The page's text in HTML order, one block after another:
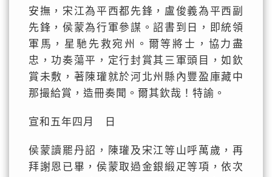
安撫，宋江為平西都先鋒，盧俊義為平西副
先鋒，侯蒙為行軍參謀。詔書到日，即統領
軍馬，星馳先救宛州。爾等將士，協力盡
忠，功奏蕩平，定行封賞其三軍頭目，如欽
賞未敷，著陳瓘就於河北州縣內豐盈庫藏中
那撮給賞，造冊奏聞。爾其欽哉！特諭。
宣和五年四月 日
侯蒙讀罷丹詔，陳瓘及宋江等山呼萬歲，再
拜謝恩已畢，侯蒙取過金銀緞疋等項，依次